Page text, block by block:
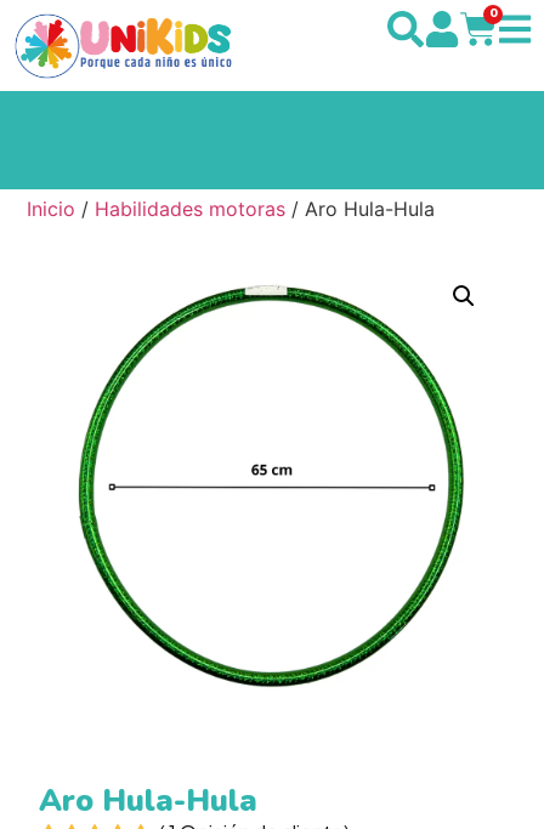
0
Inicio / Habilidades motoras / Aro Hula-Hula
Aro Hula-Hula